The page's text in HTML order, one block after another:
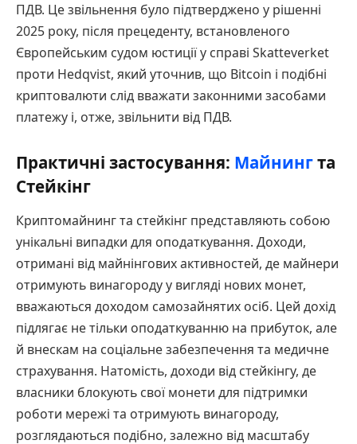
ПДВ. Це звільнення було підтверджено у рішенні
2025 року, після прецеденту, встановленого
Європейським судом юстиції у справі Skatteverket
проти Hedqvist, який уточнив, що Bitcoin і подібні
криптовалюти слід вважати законними засобами
платежу і, отже, звільнити від ПДВ.
Практичні застосування: Майнингта
Стейкінг
Криптомайнинг та стейкінг представляють собою
унікальні випадки для оподаткування. Доходи,
отримані від майнінгових активностей, де майнери
отримують винагороду у вигляді нових монет,
вважаються доходом самозайнятих осіб. Цей дохід
підлягає не тільки оподаткуванню на прибуток, але
й внескам на соціальне забезпечення та медичне
страхування. Натомість, доходи від стейкінгу, де
власники блокують свої монети для підтримки
роботи мережі та отримують винагороду,
розглядаються подібно, залежно від масштабу